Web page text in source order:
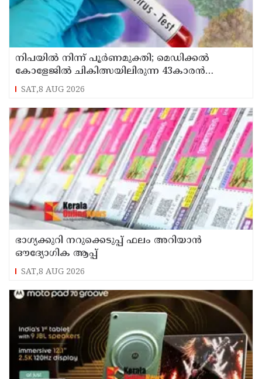
നിപയിൽ നിന്ന് പൂർണമുക്തി; മെഡിക്കൽ
കോളേജിൽ ചികിത്സയിലിരുന്ന 43കാരൻ
വീട്ടിലേക്ക് മടങ്ങി
SAT,8 AUG 2026
ഭാഗ്യക്കുറി നറുക്കെടുപ്പ് ഫലം അറിയാൻ
ഔദ്യോഗിക ആപ്പ്
SAT,8 AUG 2026